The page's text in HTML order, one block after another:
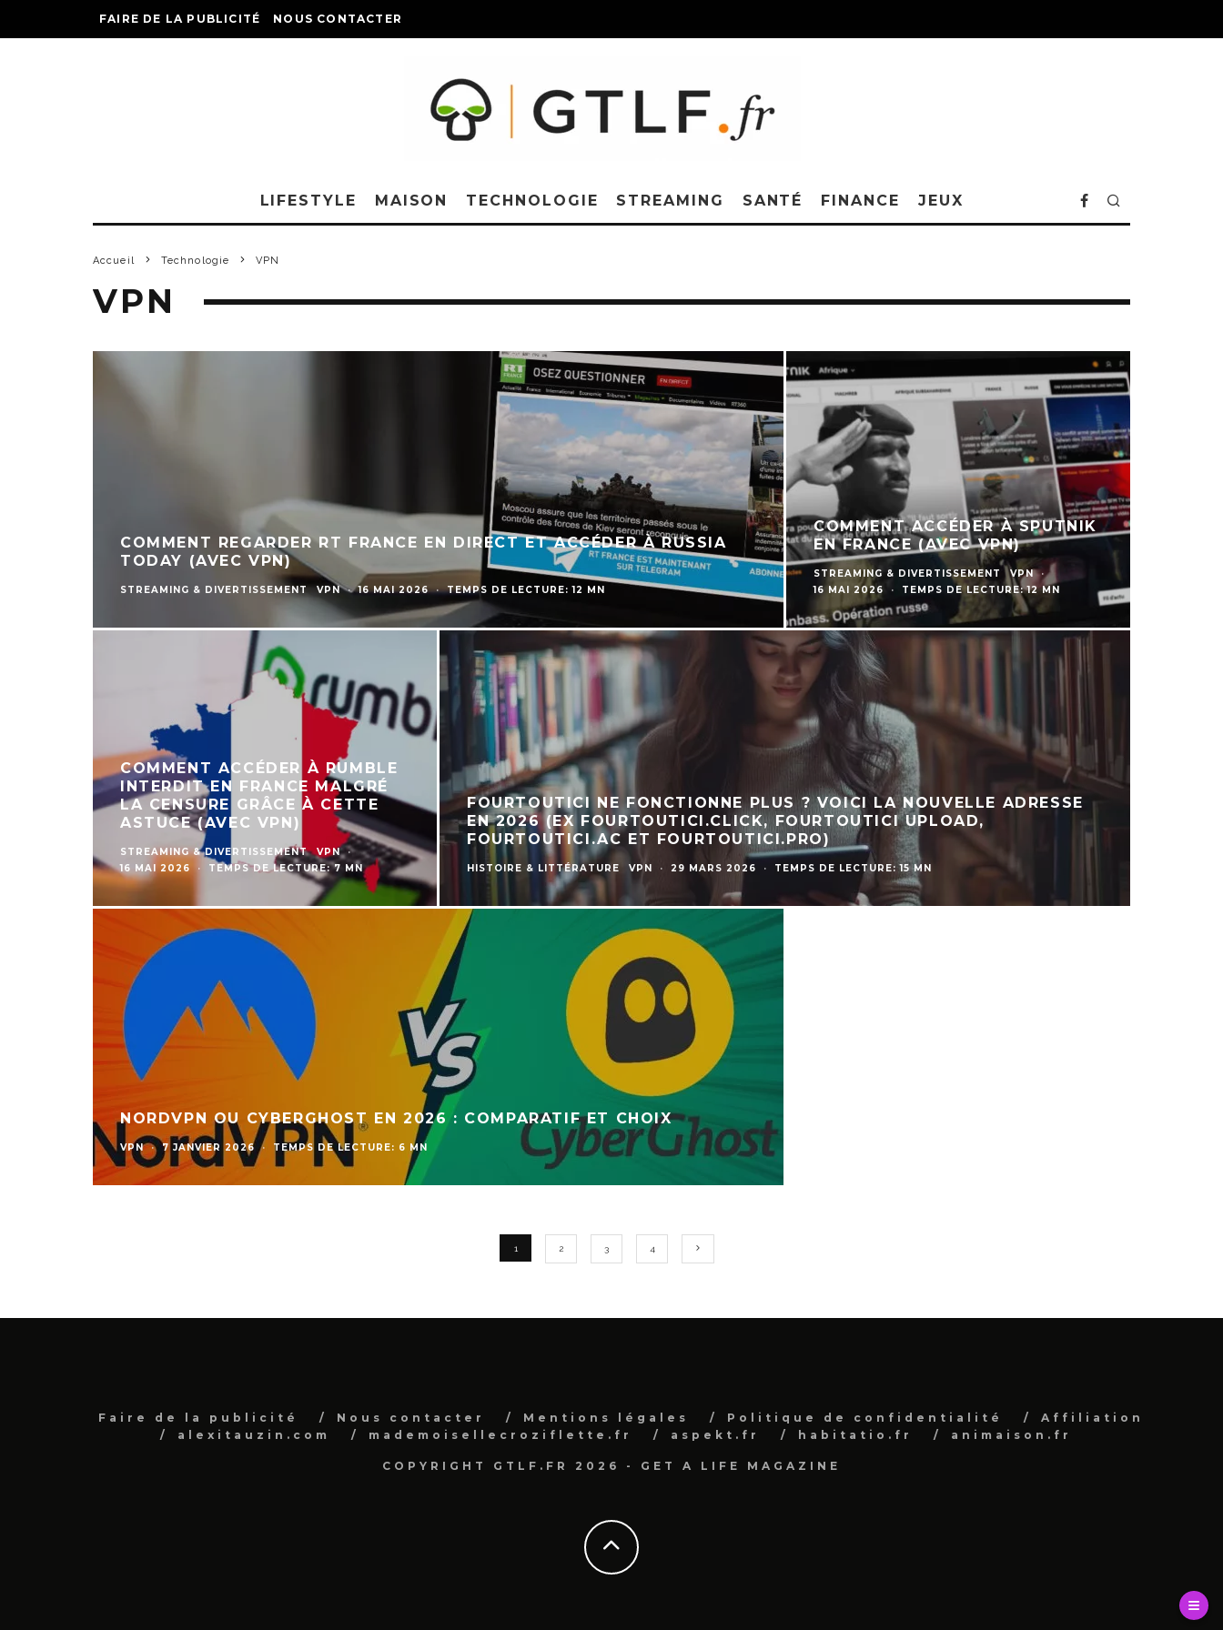
FAIRE DE LA PUBLICITÉ NOUS CONTACTER
LIFESTYLE MAISON TECHNOLOGIE STREAMING SANTÉ FINANCE JEUX
Accueil Technologie VPN
VPN
COMMENT REGARDER RT FRANCE EN DIRECT ET ACCÉDER À RUSSIA
TODAY (AVEC VPN)
STREAMING & DIVERTISSEMENT VPN · 16 MAI 2026 · TEMPS DE LECTURE: 12 MN
COMMENT ACCÉDER À SPUTNIK
EN FRANCE (AVEC VPN)
STREAMING & DIVERTISSEMENT VPN
·
16 MAI 2026
· TEMPS DE LECTURE: 12 MN
COMMENT ACCÉDER À RUMBLE
INTERDIT EN FRANCE MALGRÉ
LA CENSURE GRÂCE À CETTE
ASTUCE (AVEC VPN)
STREAMING & DIVERTISSEMENT VPN
·
16 MAI 2026
· TEMPS DE LECTURE: 7 MN
FOURTOUTICI NE FONCTIONNE PLUS ? VOICI LA NOUVELLE ADRESSE
EN 2026 (EX FOURTOUTICI.CLICK, FOURTOUTICI UPLOAD,
FOURTOUTICI.AC ET FOURTOUTICI.PRO)
HISTOIRE & LITTÉRATURE VPN · 29 MARS 2026 · TEMPS DE LECTURE: 15 MN
NORDVPN OU CYBERGHOST EN 2026 : COMPARATIF ET CHOIX
VPN · 7 JANVIER 2026 · TEMPS DE LECTURE: 6 MN
1 2 3 4
Faire de la publicité Nous contacter Mentions légales Politique de confidentialité
Affiliation
alexitauzin.com
mademoisellecroziflette.fr aspekt.fr habitatio.fr animaison.fr
COPYRIGHT GTLF.FR 2026 - GET A LIFE MAGAZINE